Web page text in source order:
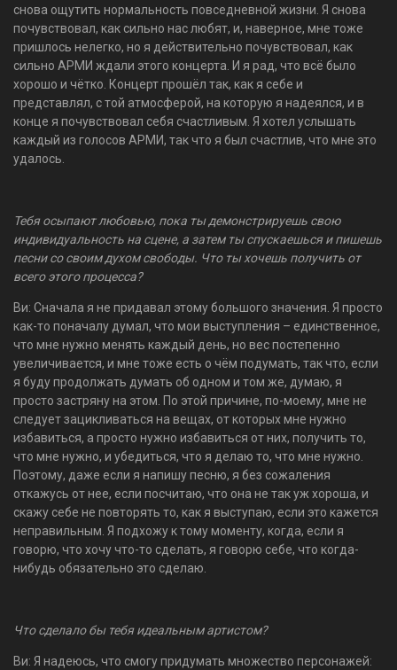
снова ощутить нормальность повседневной жизни. Я снова
почувствовал, как сильно нас любят, и, наверное, мне тоже
пришлось нелегко, но я действительно почувствовал, как
сильно АРМИ ждали этого концерта. И я рад, что всё было
хорошо и чётко. Концерт прошёл так, как я себе и
представлял, с той атмосферой, на которую я надеялся, и в
конце я почувствовал себя счастливым. Я хотел услышать
каждый из голосов АРМИ, так что я был счастлив, что мне это
удалось.
Тебя осыпают любовью, пока ты демонстрируешь свою
индивидуальность на сцене, а затем ты спускаешься и пишешь
песни со своим духом свободы. Что ты хочешь получить от
всего этого процесса?
Ви: Сначала я не придавал этому большого значения. Я просто
как-то поначалу думал, что мои выступления – единственное,
что мне нужно менять каждый день, но вес постепенно
увеличивается, и мне тоже есть о чём подумать, так что, если
я буду продолжать думать об одном и том же, думаю, я
просто застряну на этом. По этой причине, по-моему, мне не
следует зацикливаться на вещах, от которых мне нужно
избавиться, а просто нужно избавиться от них, получить то,
что мне нужно, и убедиться, что я делаю то, что мне нужно.
Поэтому, даже если я напишу песню, я без сожаления
откажусь от нее, если посчитаю, что она не так уж хороша, и
скажу себе не повторять то, как я выступаю, если это кажется
неправильным. Я подхожу к тому моменту, когда, если я
говорю, что хочу что-то сделать, я говорю себе, что когда-
нибудь обязательно это сделаю.
Что сделало бы тебя идеальным артистом?
Ви: Я надеюсь, что смогу придумать множество персонажей: